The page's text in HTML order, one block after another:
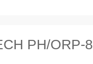
ORP-800台式pH计